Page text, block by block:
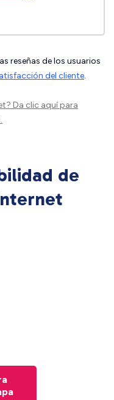
reseñas de los usuarios
del cliente.
Da clic aquípara
de